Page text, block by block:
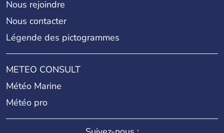
Nous rejoindre
Nous contacter
Légende des pictogrammes
METEO CONSULT
Météo Marine
Météo pro